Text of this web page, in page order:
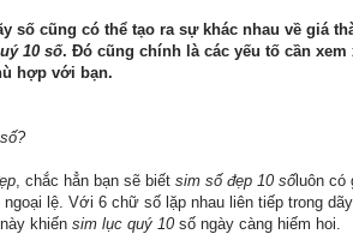
số cũng có thể tạo ra sự khác nhau về giá
10 số. Đó cũng chính là các yếu tố cần
hợp với bạn.
, chắc hẳn bạn sẽ biết sim số đẹp 10 số luôn có
ngoại lệ. Với 6 chữ số lặp nhau liên tiếp trong
khiến sim lục quý 10 số ngày càng hiếm hoi.